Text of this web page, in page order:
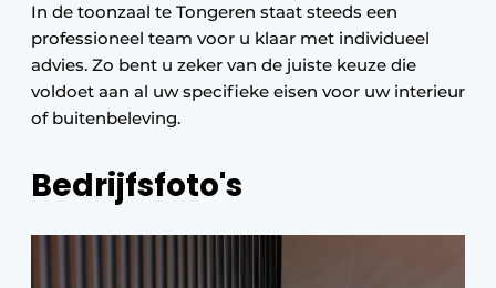
In de toonzaal te Tongeren staat steeds een
professioneel team voor u klaar met individueel
advies. Zo bent u zeker van de juiste keuze die
voldoet aan al uw specifieke eisen voor uw interieur
of buitenbeleving.
Bedrijfsfoto's